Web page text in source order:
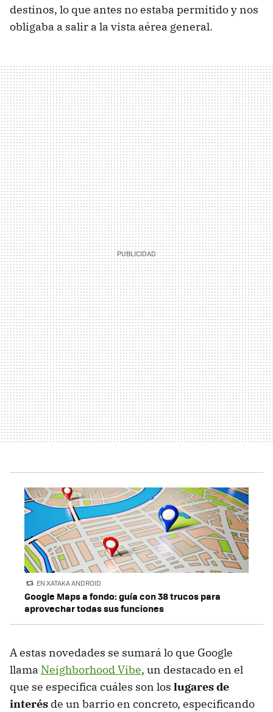
destinos, lo que antes no estaba permitido y nos
obligaba a salir a la vista aérea general.
EN XATAKA ANDROID
Google Maps a fondo: guía con 38 trucos para
aprovechar todas sus funciones
A estas novedades se sumará lo que Google
llama Neighborhood Vibe, un destacado en el
que se especifica cuáles son los lugares de
interés de un barrio en concreto, especificando